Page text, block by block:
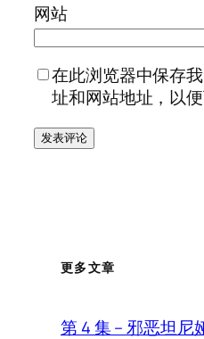
网站
在此浏览器中保存
址和网站地址，以
更多文章
第 4 集 – 邪恶坦尼